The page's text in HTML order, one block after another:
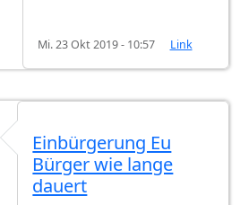
Mi. 23 Okt 2019 - 10:57 Link
DauervonTanova (nicht
Einbürgerung Eu
Bürger wie lange
dauert